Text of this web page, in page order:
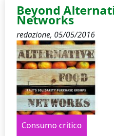
Beyond
Networks
redazione, 05/05/2016
Consumo critico